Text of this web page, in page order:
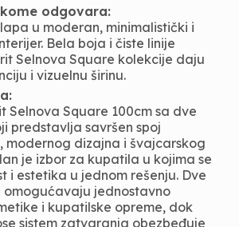
odgovara:
u moderan, minimalistički i
Bela boja i čiste linije
Selnova Square kolekcije daju
i vizuelnu širinu.
Selnova Square 100cm sa dve
predstavlja savršen spoj
modernog dizajna i švajcarskog
je izbor za kupatila u kojima se
i estetika u jednom rešenju. Dve
omogućavaju jednostavno
i kupatilske opreme, dok
sistem zatvaranja obezbeđuje